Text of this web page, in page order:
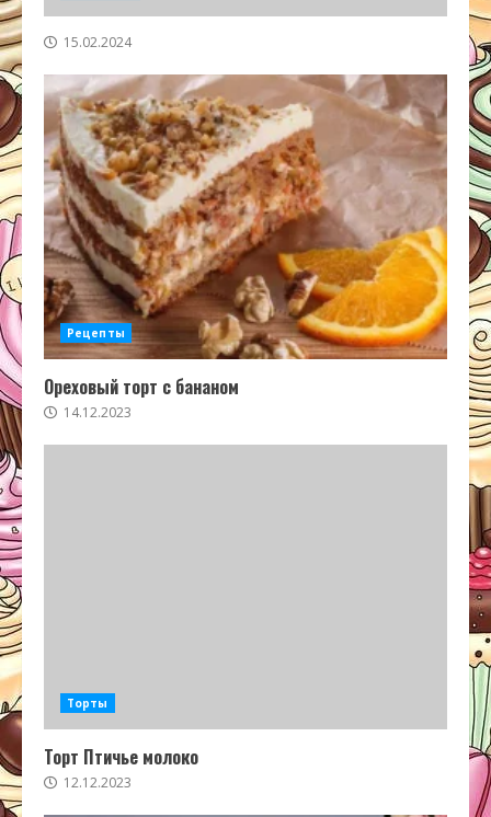
15.02.2024
Рецепты
Ореховый торт с бананом
14.12.2023
Торты
Торт Птичье молоко
12.12.2023